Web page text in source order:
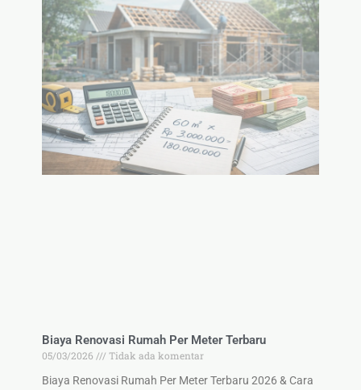
Biaya Renovasi Rumah Per Meter Terbaru
05/03/2026
Tidak ada komentar
Biaya Renovasi Rumah Per Meter Terbaru 2026 & Cara